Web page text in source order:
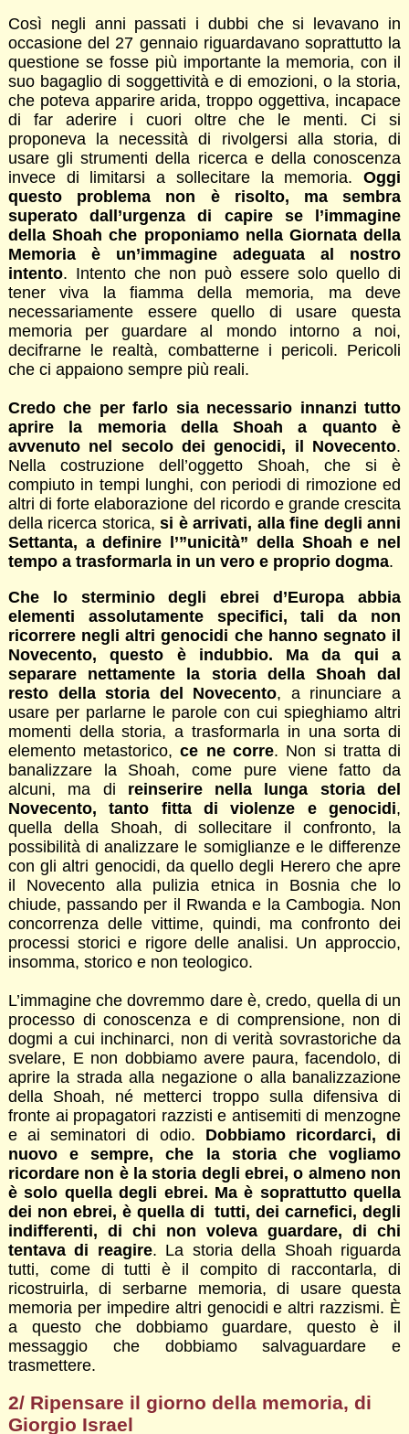
Così negli anni passati i dubbi che si levavano in
occasione del 27 gennaio riguardavano soprattutto la
questione se fosse più importante la memoria, con il
suo bagaglio di soggettività e di emozioni, o la storia,
che poteva apparire arida, troppo oggettiva, incapace
di far aderire i cuori oltre che le menti. Ci si
proponeva la necessità di rivolgersi alla storia, di
usare gli strumenti della ricerca e della conoscenza
invece di limitarsi a sollecitare la memoria.Oggi
questo problema non è risolto, ma sembra
superato dall’urgenza di capire se l’immagine
della Shoah che proponiamo nella Giornata della
Memoria è un’immagine adeguata al nostro
intento. Intento che non può essere solo quello di
tener viva la fiamma della memoria, ma deve
necessariamente essere quello di usare questa
memoria per guardare al mondo intorno a noi,
decifrarne le realtà, combatterne i pericoli. Pericoli
che ci appaiono sempre più reali.
Credo che per farlo sia necessario innanzi tutto
aprire la memoria della Shoah a quanto è
avvenuto nel secolo dei genocidi, il Novecento.
Nella costruzione dell’oggetto Shoah, che si è
compiuto in tempi lunghi, con periodi di rimozione ed
altri di forte elaborazione del ricordo e grande crescita
della ricerca storica,si è arrivati, alla fine degli anni
Settanta, a definire l’”unicità” della Shoah e nel
tempo a trasformarla in un vero e proprio dogma.
Che lo sterminio degli ebrei d’Europa abbia
elementi assolutamente specifici, tali da non
ricorrere negli altri genocidi che hanno segnato il
Novecento, questo è indubbio. Ma da qui a
separare nettamente la storia della Shoah dal
resto della storia del Novecento, a rinunciare a
usare per parlarne le parole con cui spieghiamo altri
momenti della storia, a trasformarla in una sorta di
elemento metastorico,ce ne corre. Non si tratta di
banalizzare la Shoah, come pure viene fatto da
alcuni, ma di reinserire nella lunga storia del
Novecento, tanto fitta di violenze e genocidi,
quella della Shoah, di sollecitare il confronto, la
possibilità di analizzare le somiglianze e le differenze
con gli altri genocidi, da quello degli Herero che apre
il Novecento alla pulizia etnica in Bosnia che lo
chiude, passando per il Rwanda e la Cambogia. Non
concorrenza delle vittime, quindi, ma confronto dei
processi storici e rigore delle analisi. Un approccio,
insomma, storico e non teologico.
L’immagine che dovremmo dare è, credo, quella di un
processo di conoscenza e di comprensione, non di
dogmi a cui inchinarci, non di verità sovrastoriche da
svelare, E non dobbiamo avere paura, facendolo, di
aprire la strada alla negazione o alla banalizzazione
della Shoah, né metterci troppo sulla difensiva di
fronte ai propagatori razzisti e antisemiti di menzogne
e ai seminatori di odio. Dobbiamo ricordarci, di
nuovo e sempre, che la storia che vogliamo
ricordare non è la storia degli ebrei, o almeno non
è solo quella degli ebrei. Ma è soprattutto quella
dei non ebrei, è quella di tutti, dei carnefici, degli
indifferenti, di chi non voleva guardare, di chi
tentava di reagire. La storia della Shoah riguarda
tutti, come di tutti è il compito di raccontarla, di
ricostruirla, di serbarne memoria, di usare questa
memoria per impedire altri genocidi e altri razzismi. È
a questo che dobbiamo guardare, questo è il
messaggio che dobbiamo salvaguardare e
trasmettere.
2/ Ripensare il giorno della memoria, di
Giorgio Israel